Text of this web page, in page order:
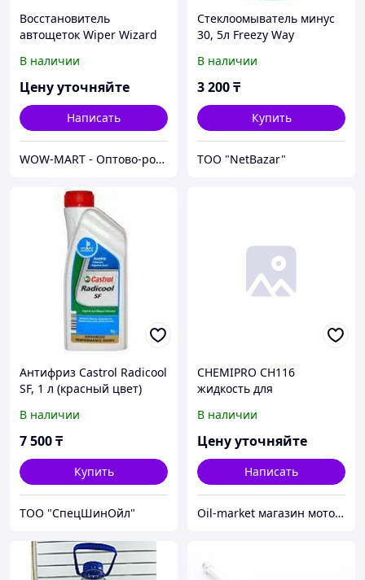
Восстановитель
автощеток Wiper Wizard
В наличии
Цену уточняйте
Написать
WOW-MART - Оптово-розничный Склад - товары на заказ до двери
Стеклоомыватель минус
30, 5л Freezy Way
В наличии
3 200₸
Купить
ТОО "NetBazar"
Антифриз Castrol Radicool
SF, 1 л (красный цвет)
В наличии
7 500₸
Купить
ТОО "СпецШинОйл"
CHEMIPRO CH116
жидкость для
4L готовая -15С, запах
лимона
В наличии
Цену уточняйте
Написать
Oil-market магазин моторных масел и автозапчастей